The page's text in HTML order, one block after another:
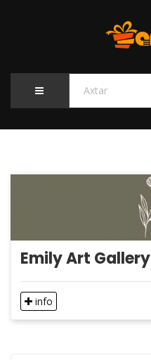
Emily Art Gallery
info